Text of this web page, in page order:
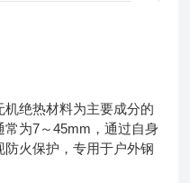
绝热材料为主要成分的
为7～45mm，通过自身
火保护，专用于户外钢